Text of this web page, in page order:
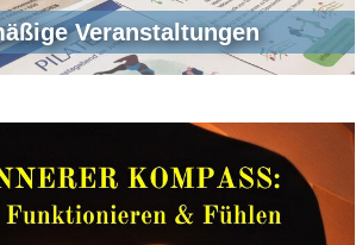
Veranstaltungen